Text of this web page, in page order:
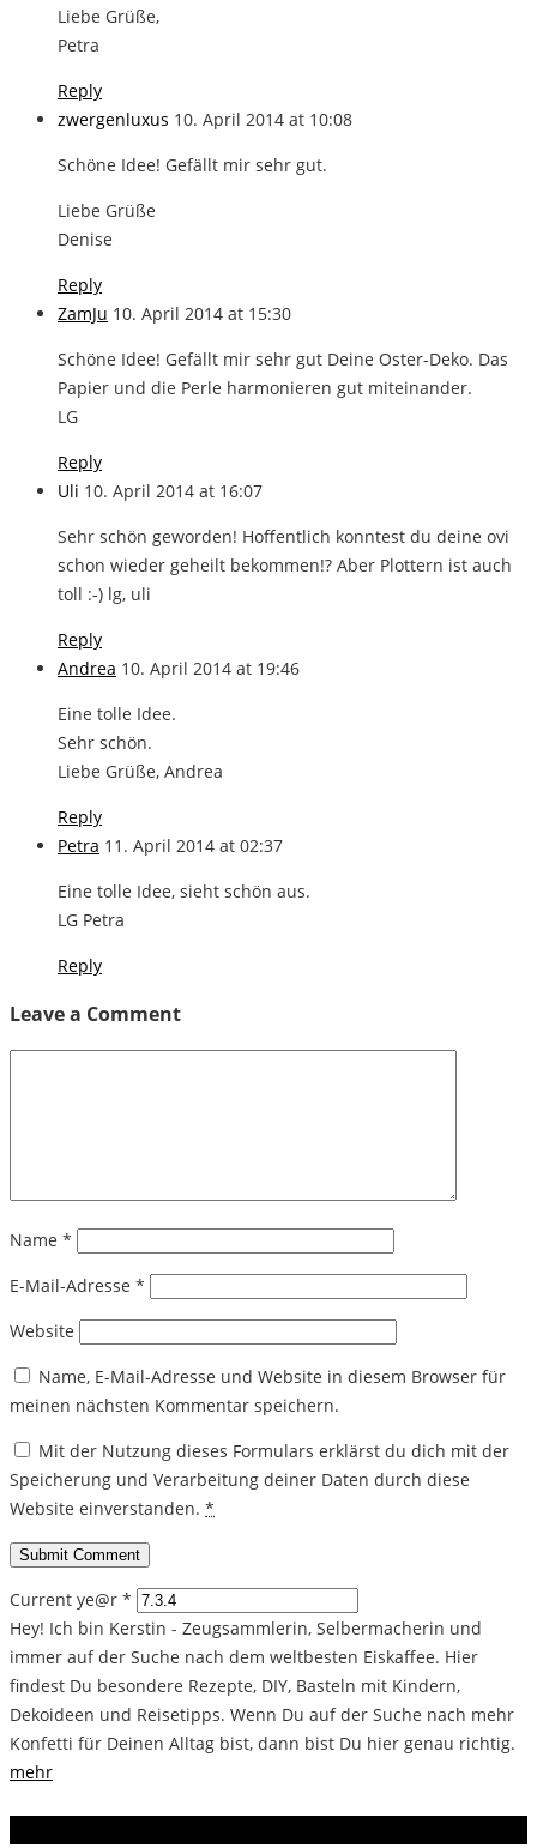
Liebe Grüße,
Petra
Reply
zwergenluxus 10. April 2014 at 10:08
Schöne Idee! Gefällt mir sehr gut.
Liebe Grüße
Denise
Reply
ZamJu 10. April 2014 at 15:30
Schöne Idee! Gefällt mir sehr gut Deine Oster-Deko. Das
Papier und die Perle harmonieren gut miteinander.
LG
Reply
Uli 10. April 2014 at 16:07
Sehr schön geworden! Hoffentlich konntest du deine ovi
schon wieder geheilt bekommen!? Aber Plottern ist auch
toll :-) lg, uli
Reply
Andrea 10. April 2014 at 19:46
Eine tolle Idee.
Sehr schön.
Liebe Grüße, Andrea
Reply
Petra 11. April 2014 at 02:37
Eine tolle Idee, sieht schön aus.
LG Petra
Reply
Leave a Comment
Name *
E-Mail-Adresse *
Website
Name, E-Mail-Adresse und Website in diesem Browser für
meinen nächsten Kommentar speichern.
Mit der Nutzung dieses Formulars erklärst du dich mit der
Speicherung und Verarbeitung deiner Daten durch diese
Website einverstanden. *
Current ye@r *
Hey! Ich bin Kerstin - Zeugsammlerin, Selbermacherin und
immer auf der Suche nach dem weltbesten Eiskaffee. Hier
findest Du besondere Rezepte, DIY, Basteln mit Kindern,
Dekoideen und Reisetipps. Wenn Du auf der Suche nach mehr
Konfetti für Deinen Alltag bist, dann bist Du hier genau richtig.
mehr